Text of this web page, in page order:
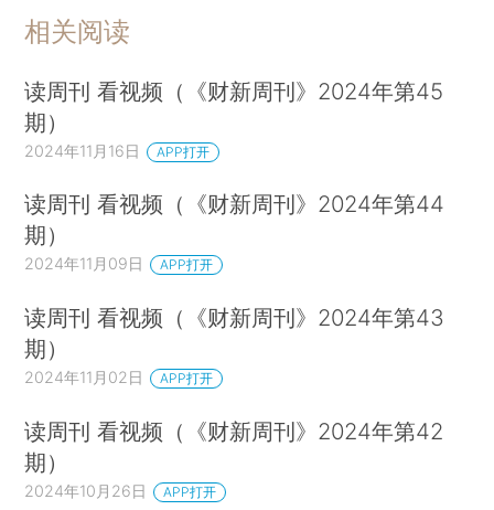
相关阅读
读周刊 看视频（《财新周刊》2024年第45
期）
2024年11月16日 APP打开
读周刊 看视频（《财新周刊》2024年第44
期）
2024年11月09日 APP打开
读周刊 看视频（《财新周刊》2024年第43
期）
2024年11月02日 APP打开
读周刊 看视频（《财新周刊》2024年第42
期）
2024年10月26日 APP打开